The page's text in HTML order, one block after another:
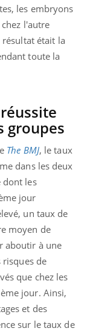
les embryons
l'autre
était la
toute la
groupes
The BMJ, le taux
dans les deux
dont les
jour
un taux de
moyen de
aboutir à une
risques de
que chez les
jour. Ainsi,
et des
sur le taux de